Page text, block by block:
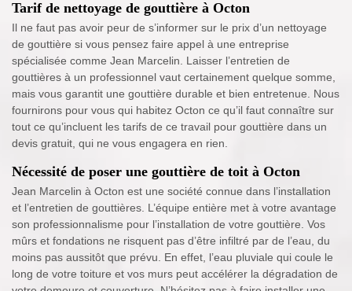
Tarif de nettoyage de gouttière à Octon
Il ne faut pas avoir peur de s’informer sur le prix d’un nettoyage
de gouttière si vous pensez faire appel à une entreprise
spécialisée comme Jean Marcelin. Laisser l’entretien de
gouttières à un professionnel vaut certainement quelque somme,
mais vous garantit une gouttière durable et bien entretenue. Nous
fournirons pour vous qui habitez Octon ce qu’il faut connaître sur
tout ce qu’incluent les tarifs de ce travail pour gouttière dans un
devis gratuit, qui ne vous engagera en rien.
Nécessité de poser une gouttière de toit à Octon
Jean Marcelin à Octon est une société connue dans l’installation
et l’entretien de gouttières. L’équipe entière met à votre avantage
son professionnalisme pour l’installation de votre gouttière. Vos
mûrs et fondations ne risquent pas d’être infiltré par de l’eau, du
moins pas aussitôt que prévu. En effet, l’eau pluviale qui coule le
long de votre toiture et vos murs peut accélérer la dégradation de